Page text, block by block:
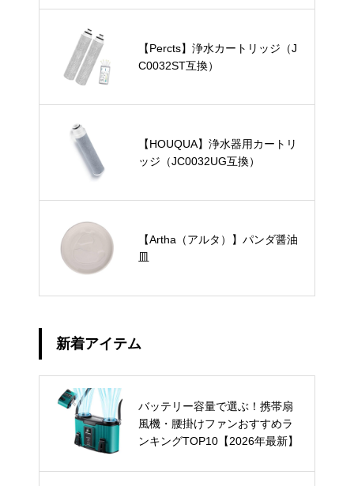
【Percts】浄水カートリッジ（J
C0032ST互換）
【HOUQUA】浄水器用カートリ
ッジ（JC0032UG互換）
【Artha（アルタ）】パンダ醤油
皿
新着アイテム
バッテリー容量で選ぶ！携帯扇
風機・腰掛けファンおすすめラ
ンキングTOP10【2026年最新】